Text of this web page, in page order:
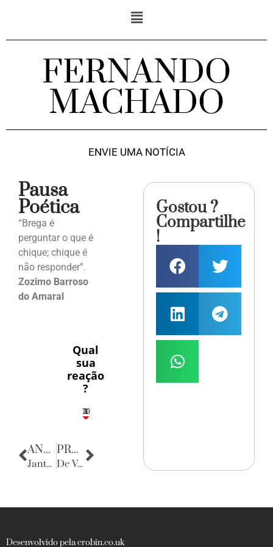
FERNANDO
MACHADO
ENVIE UMA NOTÍCIA
Pausa
Poética
“Brega é
perguntar o que é
chique; chique é
não responder”.
Zozimo Barroso
do Amaral
Qual
sua
reação
?
3
1
1
3
10
ANTERIOR
Jantar das Flores
PRÓXIMA
De Volta para o Passado
Gostou ?
Compartilhe
!
Desenvolvido pela crobin.co.uk